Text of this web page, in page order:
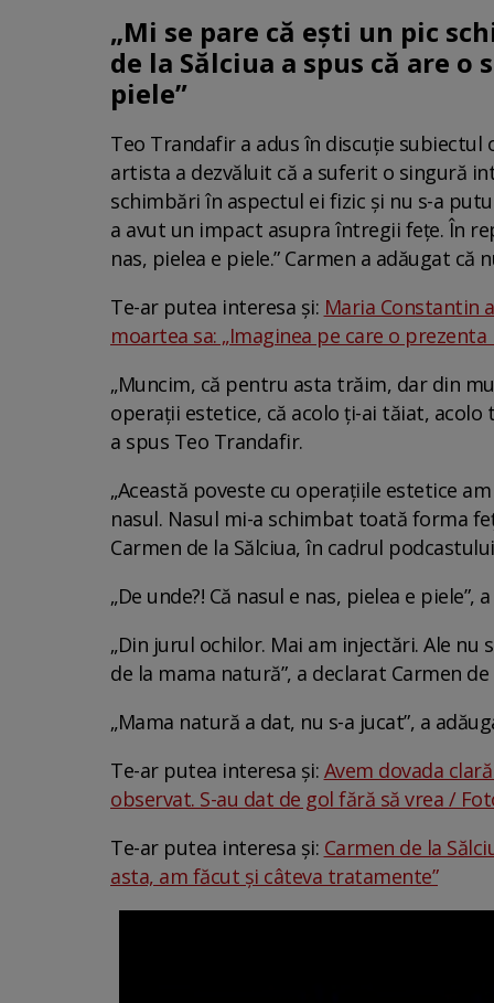
„Mi se pare că ești un pic
de la Sălciua a spus că are
piele”
Teo Trandafir a adus în discuție subiectul
artista a dezvăluit că a suferit o singură
schimbări în aspectul ei fizic și nu s-a
a avut un impact asupra întregii fețe. În
nas, pielea e piele.” Carmen a adăugat
Te-ar putea interesa și: Maria Constantin
moartea sa: „Imaginea pe care o
„Muncim, că pentru asta trăim, dar din
operații estetice, că acolo ți-ai tăiat, acolo
a spus Teo Trandafir.
„Această poveste cu operațiile estetice
nasul. Nasul mi-a schimbat toată forma
Carmen de la Sălciua, în cadrul podcastului
„De unde?! Că nasul e nas, pielea e
„Din jurul ochilor. Mai am injectări. Ale nu
de la mama natură”, a declarat Carmen
„Mama natură a dat, nu s-a jucat”, a
Te-ar putea interesa și: Avem dovada
observat. S-au dat de gol fără să vrea /
Te-ar putea interesa și: Carmen de la
asta, am făcut și câteva tratamente”